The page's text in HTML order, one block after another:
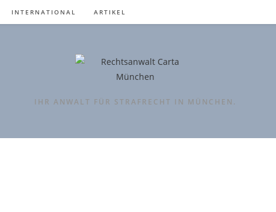
INTERNATIONAL ARTIKEL
IHR ANWALT FÜR STRAFRECHT IN MÜNCHEN.